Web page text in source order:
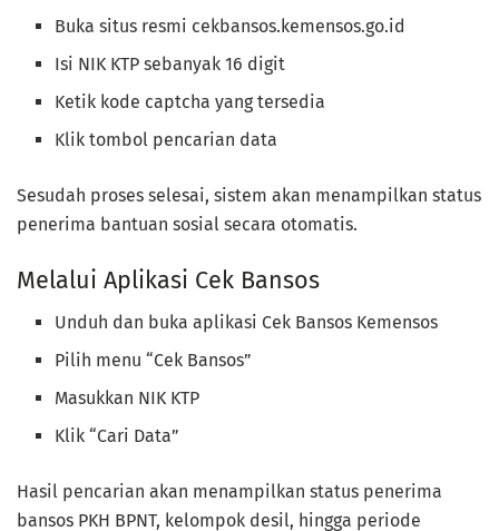
Buka situs resmi cekbansos.kemensos.go.id
Isi NIK KTP sebanyak 16 digit
Ketik kode captcha yang tersedia
Klik tombol pencarian data
Sesudah proses selesai, sistem akan menampilkan status
penerima bantuan sosial secara otomatis.
Melalui Aplikasi Cek Bansos
Unduh dan buka aplikasi Cek Bansos Kemensos
Pilih menu “Cek Bansos”
Masukkan NIK KTP
Klik “Cari Data”
Hasil pencarian akan menampilkan status penerima
bansos PKH BPNT, kelompok desil, hingga periode